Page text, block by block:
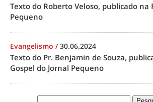
Texto do Roberto Veloso, publicado na
Pequeno
Evangelismo /30.06.2024
Texto do Pr. Benjamin de Souza,
Gospel do Jornal Pequeno